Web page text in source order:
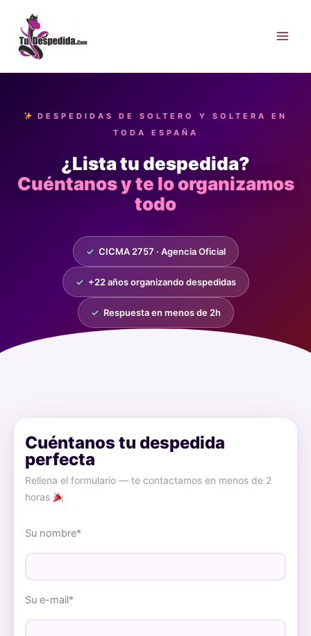
contenido
DESPEDIDAS DE SOLTERO Y SOLTERA EN
TODA ESPAÑA
¿Lista tu despedida?
Cuéntanos y te lo organizamos
todo
✓ CICMA 2757 · Agencia Oficial
✓ +22 años organizando despedidas
✓ Respuesta en menos de 2h
Cuéntanos tu despedida
perfecta
Rellena el formulario — te contactamos en menos de 2
horas
Su nombre*
Su e-mail*